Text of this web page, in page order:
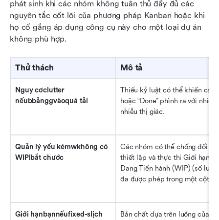
phát sinh khi các nhóm không tuân thủ đầy đủ các
nguyên tắc cốt lõi của phương pháp Kanban hoặc khi
họ cố gắng áp dụng công cụ này cho một loại dự án
không phù hợp.
Thử thách Mô tả
Nguy cơclutter
nếubbảnggvàoquá tải
Thiếu kỷ luật có thể khiến các
hoặc “Done” phình ra với
nhiễu thị giác.
Quản lý yếu kémwkhông có
WIPlbắt chước
Các nhóm có thể chống đối
thiết lập và thực thi Giới hạn
Đang Tiến hành (WIP) (số
đa được phép trong một cột).
Giới hạnbạnnếufixed-slịch
Bản chất dựa trên luồng của